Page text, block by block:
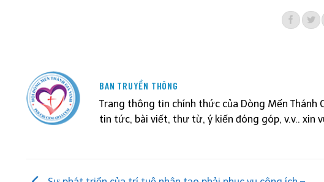
BAN TRUYỀN THÔNG
Trang thông tin chính thức của Dòng Mến Thánh
tin tức, bài viết, thư từ, ý kiến đóng góp, v.v..